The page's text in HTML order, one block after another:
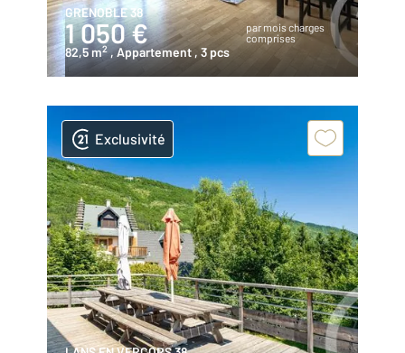
GRENOBLE 38
1 050 €
par mois charges
comprises
82,5 m2 , Appartement , 3 pcs
Exclusivité